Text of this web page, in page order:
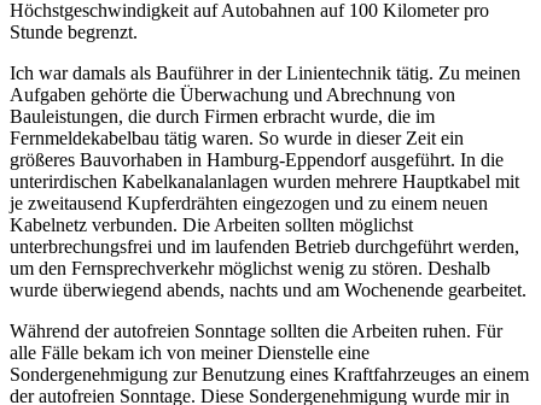
Höchstgeschwindigkeit auf Autobahnen auf 100 Kilometer pro
Stunde begrenzt.
Ich war damals als Bauführer in der Linientechnik tätig. Zu meinen
Aufgaben gehörte die Überwachung und Abrechnung von
Bauleistungen, die durch Firmen erbracht wurde, die im
Fernmeldekabelbau tätig waren. So wurde in dieser Zeit ein
größeres Bauvorhaben in Hamburg-Eppendorf ausgeführt. In die
unterirdischen Kabelkanalanlagen wurden mehrere Hauptkabel mit
je zweitausend Kupferdrähten eingezogen und zu einem neuen
Kabelnetz verbunden. Die Arbeiten sollten möglichst
unterbrechungsfrei und im laufenden Betrieb durchgeführt werden,
um den Fernsprechverkehr möglichst wenig zu stören. Deshalb
wurde überwiegend abends, nachts und am Wochenende gearbeitet.
Während der autofreien Sonntage sollten die Arbeiten ruhen. Für
alle Fälle bekam ich von meiner Dienstelle eine
Sondergenehmigung zur Benutzung eines Kraftfahrzeuges an einem
der autofreien Sonntage. Diese Sondergenehmigung wurde mir in